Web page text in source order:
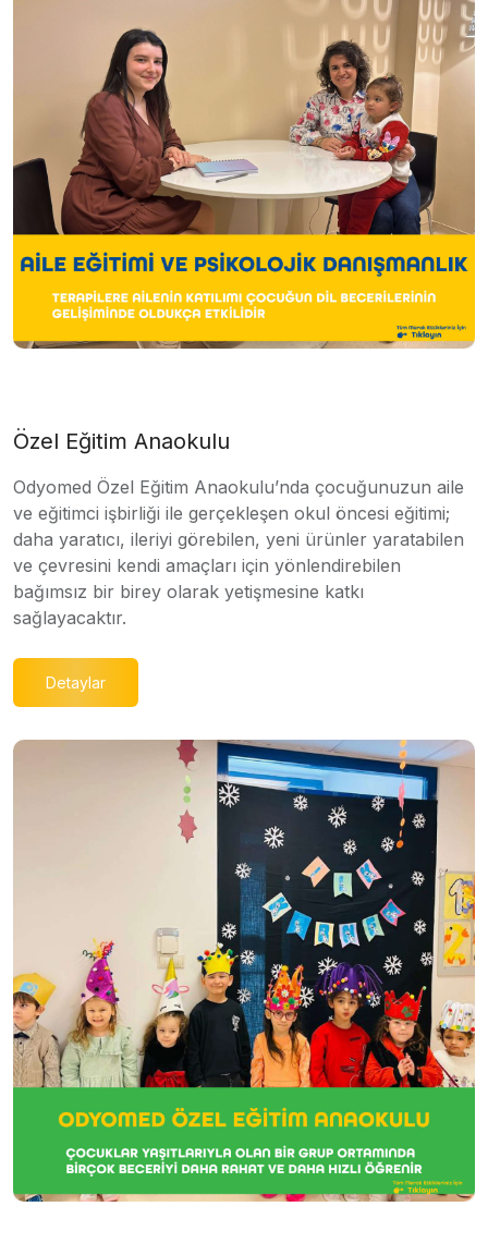
Özel Eğitim Anaokulu
Odyomed Özel Eğitim Anaokulu’nda çocuğunuzun aile
ve eğitimci işbirliği ile gerçekleşen okul öncesi eğitimi;
daha yaratıcı, ileriyi görebilen, yeni ürünler yaratabilen
ve çevresini kendi amaçları için yönlendirebilen
bağımsız bir birey olarak yetişmesine katkı
sağlayacaktır.
Detaylar